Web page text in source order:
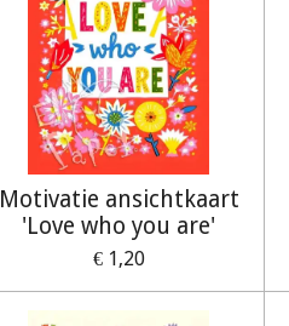
Motivatie ansichtkaart
'Love who you are'
€ 1,20